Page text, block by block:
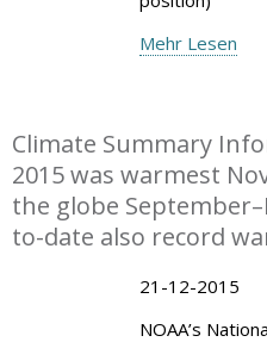
Mehr Lesen
Climate Summary
2015 was warmest
the globe
to-date also record
21-12-2015
NOAA’s